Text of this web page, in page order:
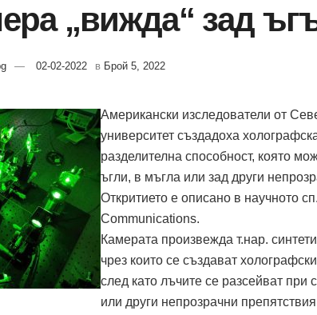
„вижда“ зад
02-02-2022 в Брой 5, 2022
Американски изследователи от
университет създадоха
разделителна способност, която
ъгли, в мъгла или зад други
Откритието е описано в научното
Communications.
Камерата произвежда т.нар.
чрез които се създават
след като лъчите се разсейват при
или други непрозрачни